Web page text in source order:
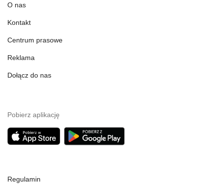
O nas
Kontakt
Centrum prasowe
Reklama
Dołącz do nas
Pobierz aplikację
Regulamin